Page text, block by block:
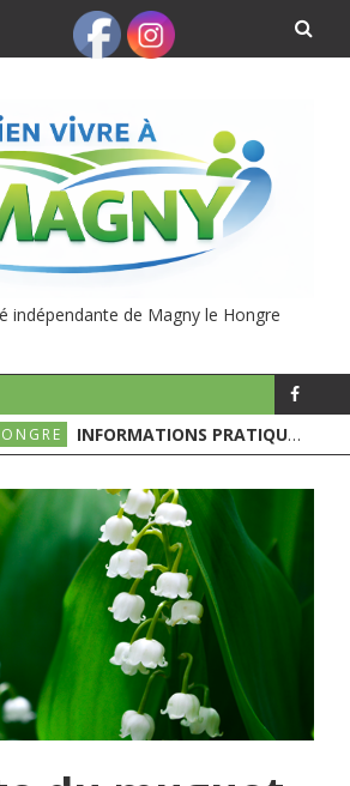
indépendante de Magny le Hongre
INFORMATIONS PRATIQUES POUR LE 1ER TOURS DES ÉLECTIONS MUNICIPALES